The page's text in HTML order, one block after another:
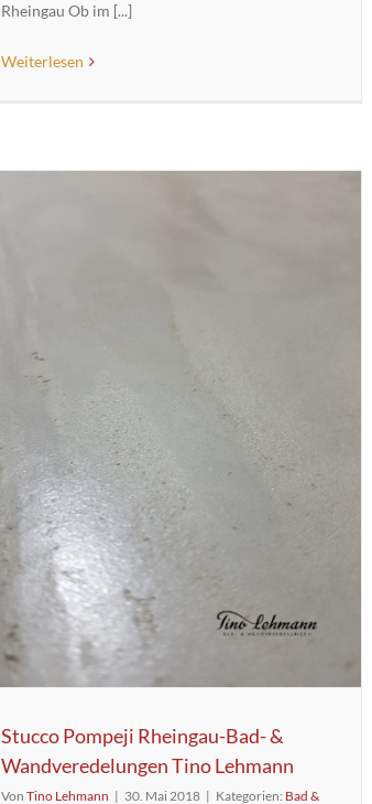
Rheingau Ob im [...]
Weiterlesen
Stucco Pompeji Rheingau-Bad- &
Wandveredelungen Tino Lehmann
Von Tino Lehmann | 30. Mai 2018 | Kategorien: Bad &